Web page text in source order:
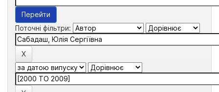
Поточні фільтри: